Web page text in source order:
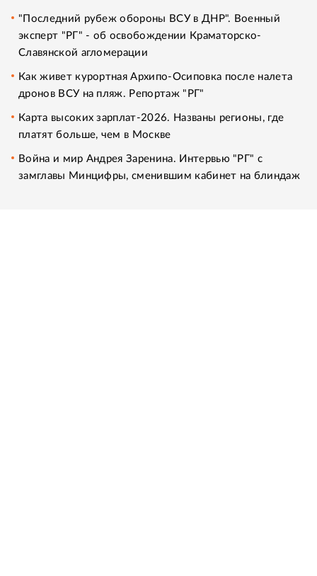
"Последний рубеж обороны ВСУ в ДНР". Военный
эксперт "РГ" - об освобождении Краматорско-
Славянской агломерации
Как живет курортная Архипо-Осиповка после налета
дронов ВСУ на пляж. Репортаж "РГ"
Карта высоких зарплат-2026. Названы регионы, где
платят больше, чем в Москве
Война и мир Андрея Заренина. Интервью "РГ" с
замглавы Минцифры, сменившим кабинет на блиндаж